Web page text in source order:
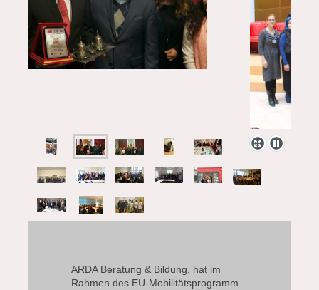
ARDA Beratung & Bildung, hat im
Rahmen des EU-Mobilitätsprogramm